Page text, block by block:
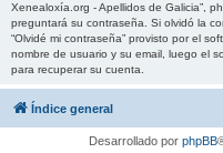
Xenealoxía.org - Apellidos de Galicia”,
preguntará su contraseña. Si olvidó la
“Olvidé mi contraseña” provisto por el
nombre de usuario y su email, luego el
para recuperar su cuenta.
Índice general
Desarrollado por phpBB